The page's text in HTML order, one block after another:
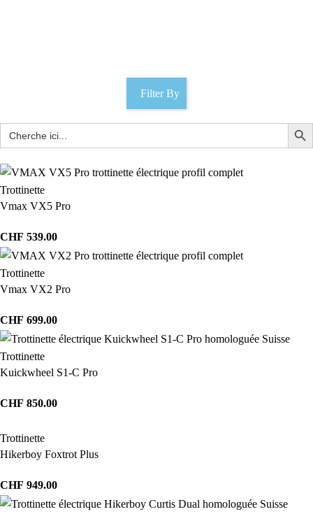
Filter By
Trottinette
Vmax VX5 Pro
CHF 539.00
Trottinette
Vmax VX2 Pro
CHF 699.00
Trottinette
Kuickwheel S1-C Pro
CHF 850.00
Trottinette
Hikerboy Foxtrot Plus
CHF 949.00